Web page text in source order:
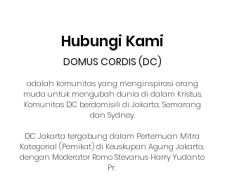
Hubungi Kami
DOMUS CORDIS (DC)
adalah komunitas yang menginspirasi orang
muda untuk mengubah dunia di dalam Kristus.
Komunitas DC berdomisili di Jakarta, Semarang
dan Sydney.
DC Jakarta tergabung dalam Pertemuan Mitra
Kategorial (Pemikat) di Keuskupan Agung Jakarta,
dengan Moderator Romo Stevanus Harry Yudanto
Pr.